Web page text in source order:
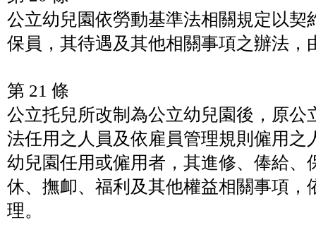
公立幼兒園依勞動基準法相關規定以契
保員，其待遇及其他相關事項之辦法，
第 21 條
公立托兒所改制為公立幼兒園後，原公
法任用之人員及依雇員管理規則僱用之
幼兒園任用或僱用者，其進修、俸給、
休、撫卹、福利及其他權益相關事項，
理。